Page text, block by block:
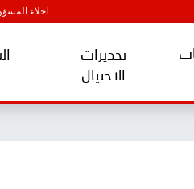
اخلاء
تحذيرات
الاحتيال